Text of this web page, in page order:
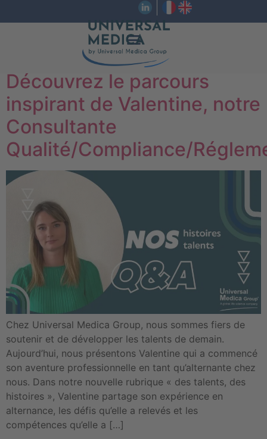
Découvrez le parcours
inspirant de Valentine, notre
Consultante
Qualité/Compliance/
Chez Universal Medica Group, nous sommes fiers de
soutenir et de développer les talents de demain.
Aujourd’hui, nous présentons Valentine qui a commencé
son aventure professionnelle en tant qu’alternante chez
nous. Dans notre nouvelle rubrique « des talents, des
histoires », Valentine partage son expérience en
alternance, les défis qu’elle a relevés et les
compétences qu’elle a […]